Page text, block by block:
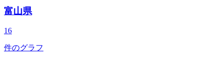
富山県
16
件のグラフ